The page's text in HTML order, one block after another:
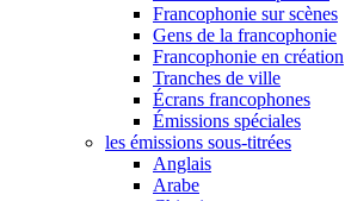
Francophonie sur scènes
Gens de la francophonie
Francophonie en création
Tranches de ville
Écrans francophones
Émissions spéciales
les émissions sous-titrées
Anglais
Arabe